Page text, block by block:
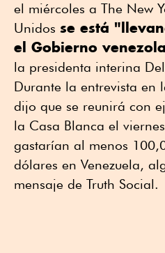
⁠el miércoles a The New
Unidos se está
el Gobierno
la presidenta interina
Durante la entrevista en
dijo que se reunirá con
la Casa Blanca el
gastarían al menos
dólares en Venezuela,
mensaje de Truth Social.